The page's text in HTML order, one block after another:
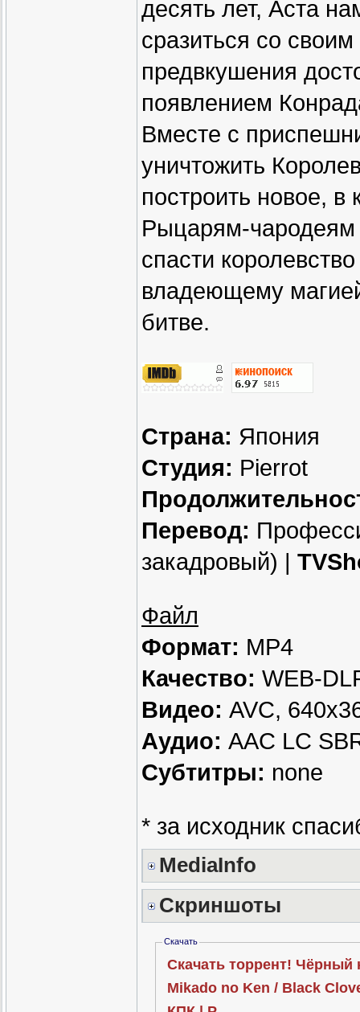
десять лет, Аста
сразиться со
предвкушения
появлением
Вместе с
уничтожить
построить новое,
Рыцарям-чародеям
спасти
владеющему
битве.
Страна: Япония
Студия: Pierrot
Перевод:
закадровый) |
Файл
Формат: MP4
Качество: WEB-
Видео: AVC,
Аудио: AAC LC
Субтитры: none
* за исходник
MediaInfo
Скриншоты
Скачать
Скачать торрент! Чёрный
Mikado no Ken / Black